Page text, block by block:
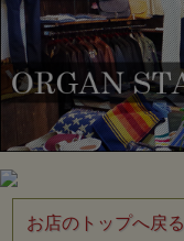
お店のトップへ戻る